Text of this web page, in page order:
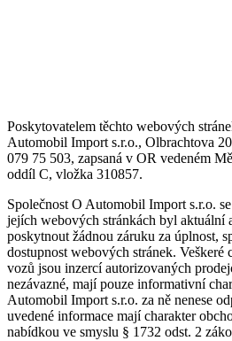
Poskytovatelem těchto webových
Automobil Import s.r.o., Olbrachtova
079 75 503, zapsaná v OR vedeném
oddíl C, vložka 310857.
Společnost O Automobil Import s.r.o.
jejích webových stránkách byl aktuální
poskytnout žádnou záruku za úplnost,
dostupnost webových stránek. Veškeré
vozů jsou inzercí autorizovaných
nezávazné, mají pouze informativní
Automobil Import s.r.o. za ně nenese
uvedené informace mají charakter
nabídkou ve smyslu § 1732 odst. 2